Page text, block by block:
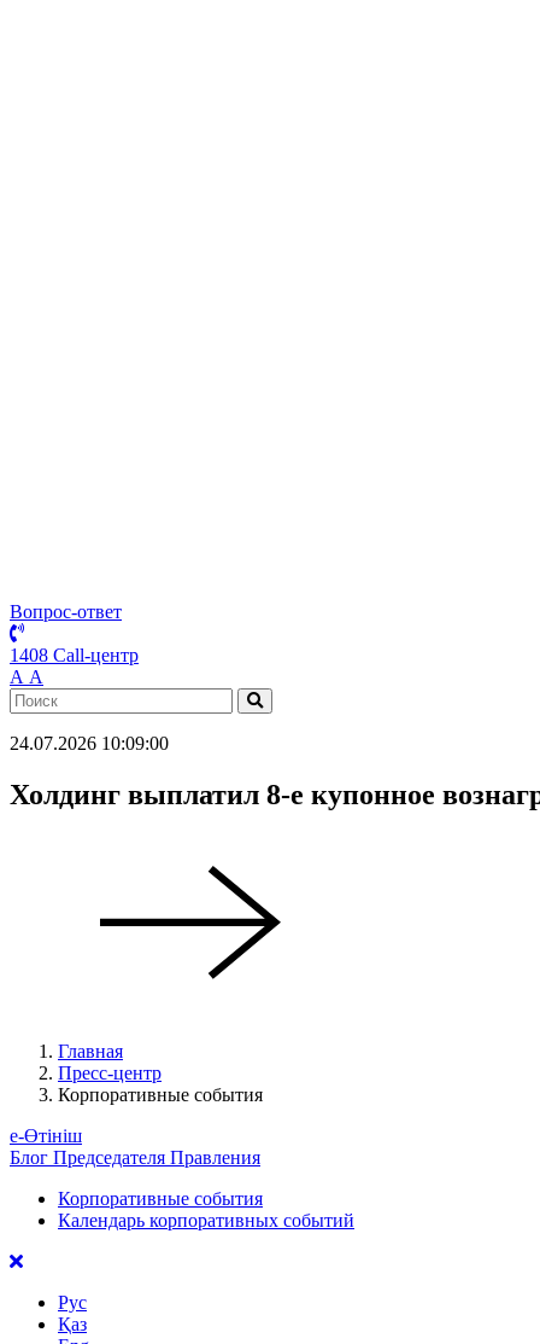
Вопрос-ответ
1408 Call-центр
А А
24.07.2026 10:09:00
Холдинг выплатил 8-е купонное
Главная
Пресс-центр
Корпоративные события
е-Өтініш
Блог Председателя Правления
Корпоративные события
Календарь корпоративных событий
Рус
Қаз